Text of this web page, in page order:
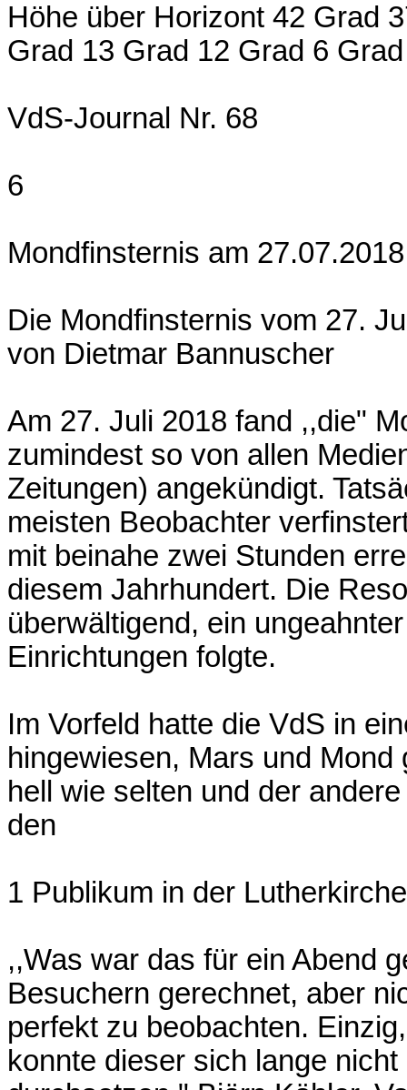
Höhe über Horizont 42 Grad
Grad 13 Grad 12 Grad 6
VdS-Journal Nr. 68
6
Mondfinsternis am 27.07.2018
Die Mondfinsternis vom 27.
von Dietmar Bannuscher
Am 27. Juli 2018 fand ,,die"
zumindest so von allen
Zeitungen) angekündigt.
meisten Beobachter
mit beinahe zwei Stunden
diesem Jahrhundert. Die
überwältigend, ein
Einrichtungen folgte.
Im Vorfeld hatte die VdS in
hingewiesen, Mars und
hell wie selten und der
den
1 Publikum in der
,,Was war das für ein Abend
Besuchern gerechnet, aber
perfekt zu beobachten.
konnte dieser sich lange